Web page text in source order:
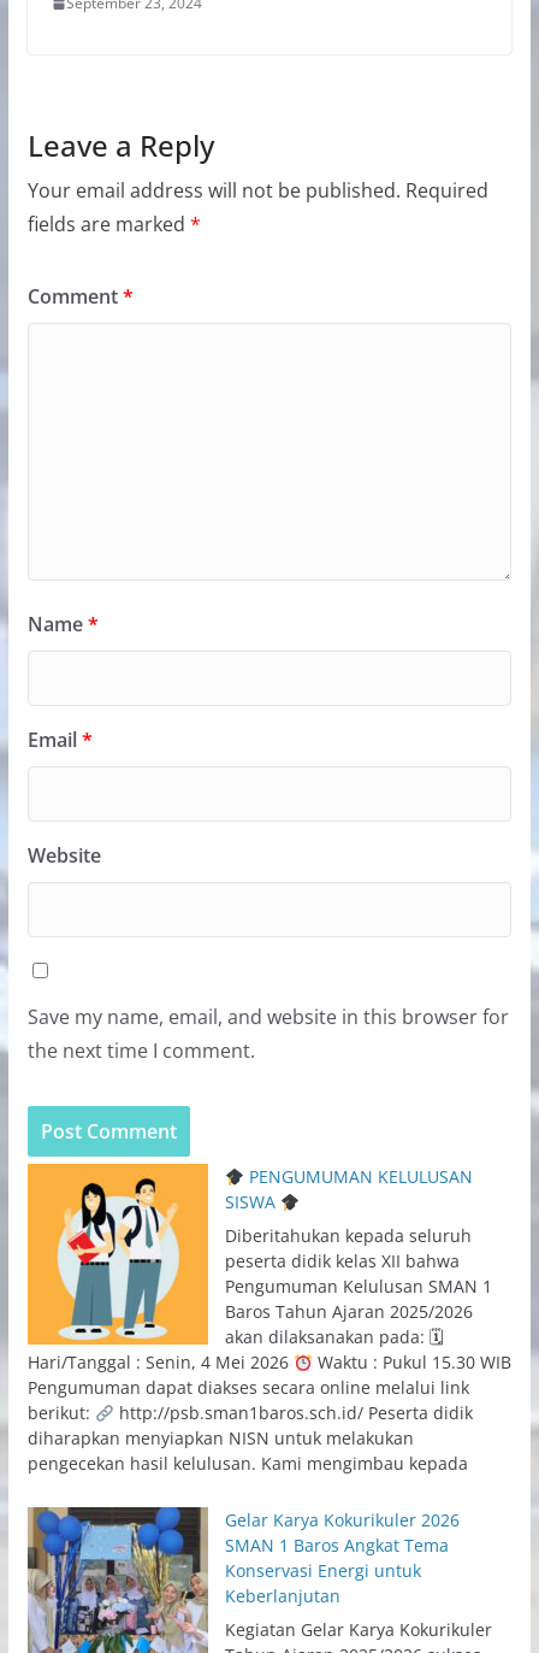
Leave a Reply
Your email address will not be published. Required
fields are marked *
Comment*
Name*
Email*
Website
Save my name, email, and website in this browser for
the next time I comment.
PENGUMUMAN KELULUSAN
SISWA
Diberitahukan kepada seluruh
peserta didik kelas XII bahwa
Pengumuman Kelulusan SMAN 1
Baros Tahun Ajaran 2025/2026
akan dilaksanakan pada: 🗓
Hari/Tanggal : Senin, 4 Mei 2026
Waktu : Pukul 15.30 WIB
Pengumuman dapat diakses secara online melalui link
berikut:
http://psb.sman1baros.sch.id/ Peserta didik
diharapkan menyiapkan NISN untuk melakukan
pengecekan hasil kelulusan. Kami mengimbau kepada
Gelar Karya Kokurikuler 2026
SMAN 1 Baros Angkat Tema
Konservasi Energi untuk
Keberlanjutan
Kegiatan Gelar Karya Kokurikuler